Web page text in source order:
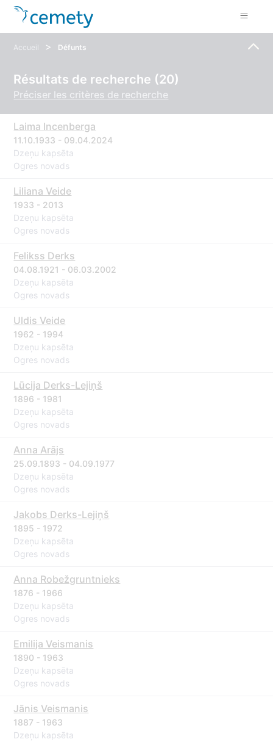
Accueil > Défunts
Résultats de recherche (20)
Préciser les critères de recherche
Laima Incenberga
11.10.1933 - 09.04.2024
Dzeņu kapsēta
Ogres novads
Liliana Veide
1933 - 2013
Dzeņu kapsēta
Ogres novads
Felikss Derks
04.08.1921 - 06.03.2002
Dzeņu kapsēta
Ogres novads
Uldis Veide
1962 - 1994
Dzeņu kapsēta
Ogres novads
Lūcija Derks-Lejiņš
1896 - 1981
Dzeņu kapsēta
Ogres novads
Anna Arājs
25.09.1893 - 04.09.1977
Dzeņu kapsēta
Ogres novads
Jakobs Derks-Lejiņš
1895 - 1972
Dzeņu kapsēta
Ogres novads
Anna Robežgruntnieks
1876 - 1966
Dzeņu kapsēta
Ogres novads
Emilija Veismanis
1890 - 1963
Dzeņu kapsēta
Ogres novads
Jānis Veismanis
1887 - 1963
Dzeņu kapsēta